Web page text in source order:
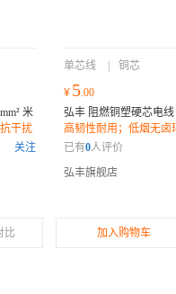
米
干扰
关注
比
单芯线 铜芯
¥ 5.00
弘丰 阻燃铜塑硬芯电线
高韧性耐用；低烟无卤
家居布线；
已有0人评价
弘丰旗舰店
加入购物车